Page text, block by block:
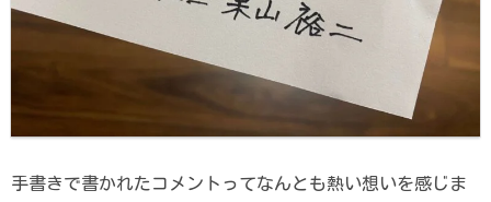
手書きで書かれたコメントってなんとも熱い想いを感じま